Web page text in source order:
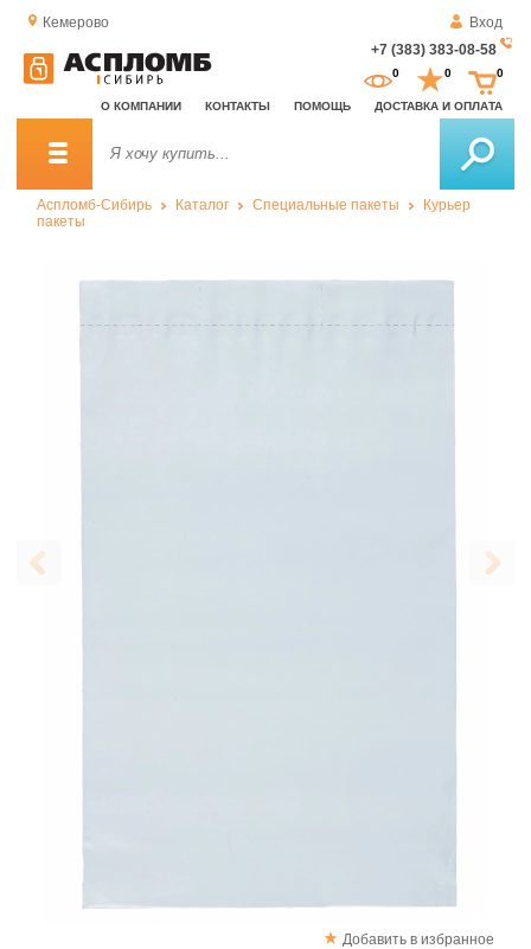
Кемерово
Вход
+7 (383) 383-08-58
О КОМПАНИИ КОНТАКТЫ ПОМОЩЬ ДОСТАВКА И ОПЛАТА
0 0 0
Аспломб-Сибирь Каталог Специальные пакеты
Курьер
пакеты
Добавить в избранное